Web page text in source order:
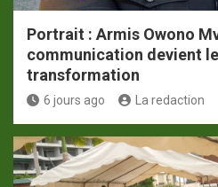
Portrait : Armis Owono
communication devient
transformation
6 jours ago La redaction